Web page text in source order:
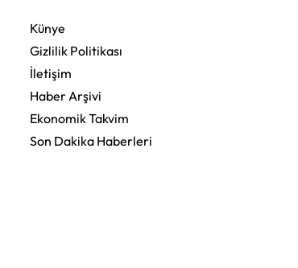
Künye
Gizlilik Politikası
İletişim
Haber Arşivi
Ekonomik Takvim
Son Dakika Haberleri